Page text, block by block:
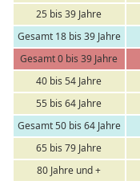
25 bis 39 Jahre
Gesamt 18 bis 39 Jahre
Gesamt 0 bis 39 Jahre
40 bis 54 Jahre
55 bis 64 Jahre
Gesamt 50 bis 64 Jahre
65 bis 79 Jahre
80 Jahre und +